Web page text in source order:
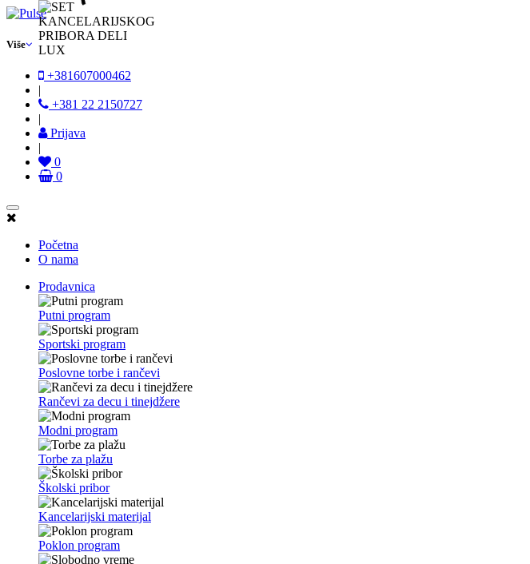
Više
+381607000462
|
+381 22 2150727
|
Prijava
|
0
0
Početna
O nama
Prodavnica
Putni program
Sportski program
Poslovne torbe i rančevi
Rančevi za decu i tinejdžere
Modni program
Torbe za plažu
Školski pribor
Kancelarijski materijal
Poklon program